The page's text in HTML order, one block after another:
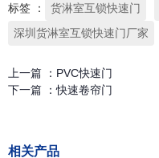
标签 ： 货淋室互锁快速门
深圳货淋室互锁快速门厂家
上一篇 ： PVC快速门
下一篇 ：快速卷帘门
相关产品